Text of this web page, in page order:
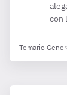
con
Temario